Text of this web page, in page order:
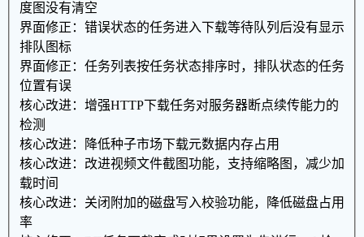
度图没有清空
界面修正：错误状态的任务进入下载等待队列后没有显示
排队图标
界面修正：任务列表按任务状态排序时，排队状态的任务
位置有误
核心改进：增强HTTP下载任务对服务器断点续传能力的
检测
核心改进：降低种子市场下载元数据内存占用
核心改进：改进视频文件截图功能，支持缩略图，减少加
载时间
核心改进：关闭附加的磁盘写入校验功能，降低磁盘占用
率